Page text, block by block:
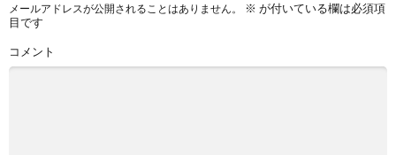
メールアドレスが公開されることはありません。 ※ が付いている欄は必須項
目です
コメント